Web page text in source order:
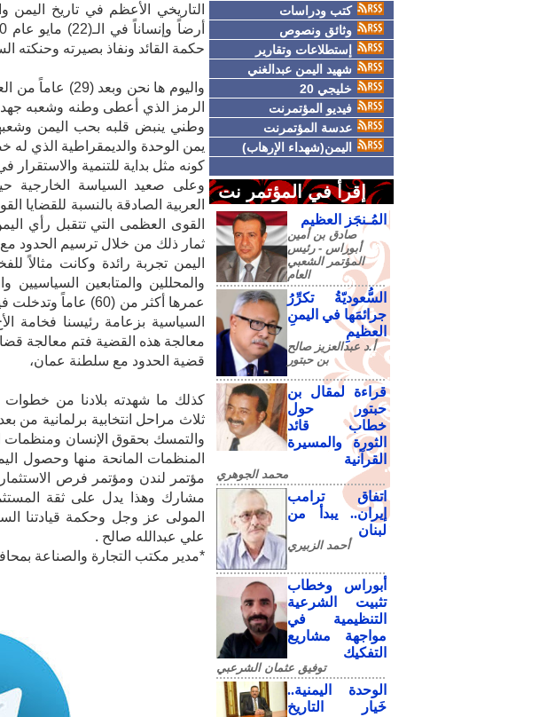
كتب ودراسات
وثائق ونصوص
إستطلاعات وتقارير
شهيد اليمن عبدالغني
خليجي 20
فيديو المؤتمرنت
عدسة المؤتمرنت
اليمن(شهداء الإرهاب)
إقرأ في المؤتمر نت
المُـنجَز العظيم
صادق‮ ‬بن‮ ‬أمين‮
‬أبوراس - رئيس‮
‬المؤتمر‮ ‬الشعبي‮
‬العام
السُّعوديّةُ تكرِّرُ
جرائمَها في اليمنِ
العظيمِ
أ.د عبدالعزيز صالح
بن حبتور
قراءة لمقال بن
حبتور حول
خطاب قائد
الثورة والمسيرة
القرآنية
محمد الجوهري
اتفاق ترامب
إيران.. يبدأ من
لبنان
أحمد الزبيري
أبوراس وخطاب
تثبيت الشرعية
التنظيمية في
مواجهة مشاريع
التفكيك
توفيق عثمان الشرعبي
الوحدة اليمنية..
خَيار التاريخ
التاريخي الأعظم في تاريخ اليمن
حكمة القائد ونفاذ بصيرته وحنكته
واليوم ها نحن
الرمز الذي أعطى وطنه وشعبه
وطني ينبض قلبه بحب اليمن
يمن الوحدة والديمقراطية الذي
كونه مثل بداية للتنمية
وعلى صعيد السياسة
العربية الصادقة بالنسبة للقضايا
القوى العظمى التي تتقبل رأي
ثمار ذلك من خلال ترسيم الحدود
اليمن تجربة رائدة وكانت مثالاً
والمحللين والمتابعين السياسيين
عمرها أكثر من (60)
السياسية بزعامة رئيسنا فخامة
معالجة هذه القضية فتم معالجة
قضية الحدود مع سلطنة عمان،
كذلك ما شهدته بلادنا من
ثلاث مراحل انتخابية برلمانية من
والتمسك بحقوق الإنسان ومنظمات
المنظمات المانحة منها وحصول
مؤتمر لندن ومؤتمر فرص
مشارك وهذا يدل على ثقة
المولى عز وجل وحكمة قيادتنا
علي عبدالله صالح .
*مدير مكتب التجارة والصناعة